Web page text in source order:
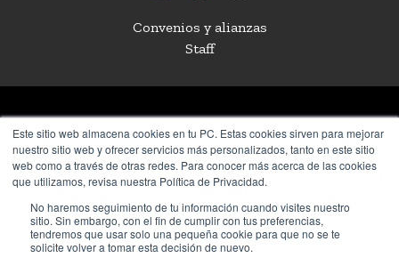
Este sitio web almacena cookies en tu PC. Estas cookies sirven para mejorar
nuestro sitio web y ofrecer servicios más personalizados, tanto en este sitio
web como a través de otras redes. Para conocer más acerca de las cookies
que utilizamos, revisa nuestra Política de Privacidad.
No haremos seguimiento de tu información cuando visites nuestro
sitio. Sin embargo, con el fin de cumplir con tus preferencias,
tendremos que usar solo una pequeña cookie para que no se te
solicite volver a tomar esta decisión de nuevo.
Convenios y alianzas
Staff
Teléfono:(999) 942 4800con 5 líneas
Carr. Mérida Progreso Km. 15.5, CP. 97310, Mérida, Yucatán, México.